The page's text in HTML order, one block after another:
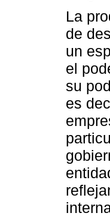
La
de
un
el
su
es